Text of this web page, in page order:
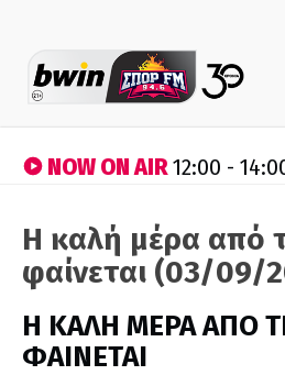
NOW ON AIR12:00 -
Η καλή μέρα από
φαίνεται (03/09/
H ΚΑΛΗ ΜΕΡΑ ΑΠΟ
ΦΑΙΝΕΤΑΙ